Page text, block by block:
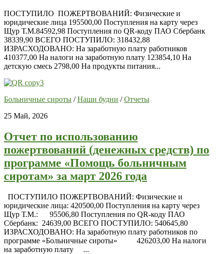
ПОСТУПИЛО ПОЖЕРТВОВАНИЙ: Физические и
юридические лица 195500,00 Поступления на карту через
Щур Т.М.84592,98 Поступления по QR-коду ПАО Сбербанк
38339,90 ВСЕГО ПОСТУПИЛО: 318432,88
ИЗРАСХОДОВАНО: На заработную плату работников
410377,00 На налоги на заработную плату 123854,10 На
детскую смесь 2798,00 На продукты питания...
Больничные сироты /Наши будни /Отчеты
25 Май, 2026
Отчет по использованию
пожертвований (денежных средств) по
программе «Помощь больничным
сиротам» за март 2026 года
ПОСТУПИЛО ПОЖЕРТВОВАНИЙ: Физические и
юридические лица: 420500,00 Поступления на карту через
Щур Т.М.: 95506,80 Поступления по QR-коду ПАО
Сбербанк: 24639,00 ВСЕГО ПОСТУПИЛО: 540645,80
ИЗРАСХОДОВАНО: На заработную плату работников по
программе «Больничные сироты» 426203,00 На налоги
на заработную плату ...